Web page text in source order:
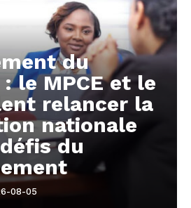
du
le MPCE et le
relancer la
nationale
du
08-05